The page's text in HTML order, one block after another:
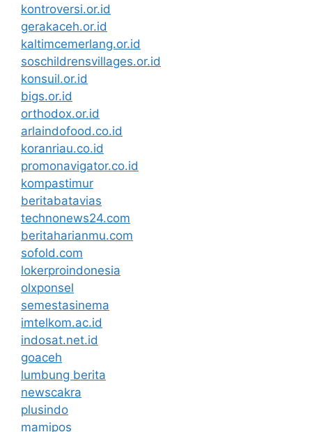
kontroversi.or.id
gerakaceh.or.id
kaltimcemerlang.or.id
soschildrensvillages.or.id
konsuil.or.id
bigs.or.id
orthodox.or.id
arlaindofood.co.id
koranriau.co.id
promonavigator.co.id
kompastimur
beritabatavias
technonews24.com
beritaharianmu.com
sofold.com
lokerproindonesia
olxponsel
semestasinema
imtelkom.ac.id
indosat.net.id
goaceh
lumbung berita
newscakra
plusindo
mamipos